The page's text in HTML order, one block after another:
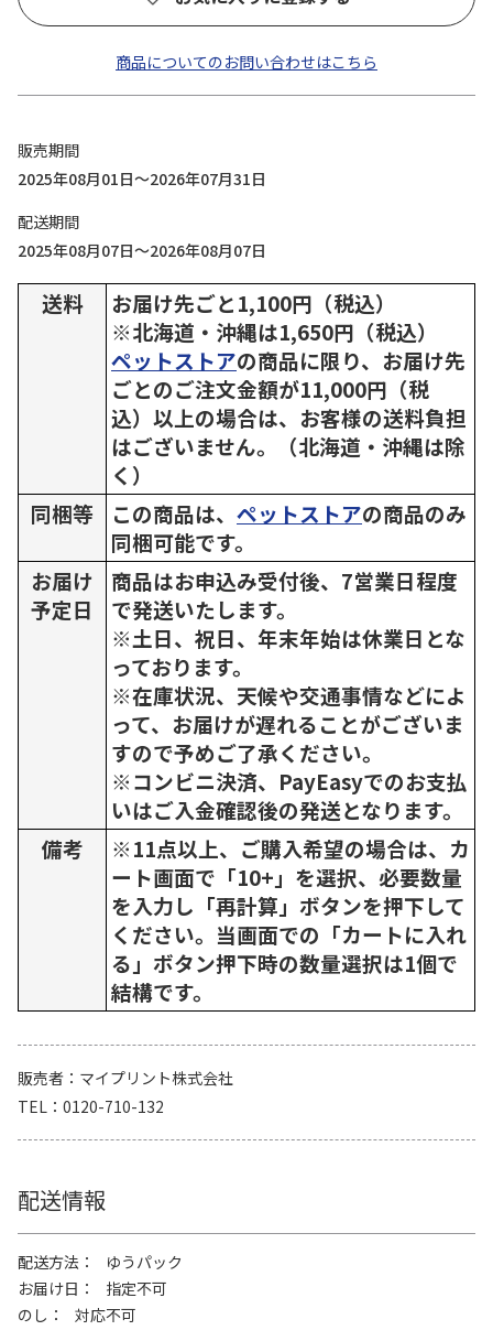
商品についてのお問い合わせはこちら
販売期間
2025年08月01日～2026年07月31日
配送期間
2025年08月07日～2026年08月07日
送料
お届け先ごと1,100円（税込）
※北海道・沖縄は1,650円（税込）
ペットストアの商品に限り、お届け先
ごとのご注文金額が11,000円（税
込）以上の場合は、お客様の送料負担
はございません。（北海道・沖縄は除
く）
同梱等
この商品は、 ペットストアの商品のみ
同梱可能です。
お届け
予定日
商品はお申込み受付後、7営業日程度
で発送いたします。
※土日、祝日、年末年始は休業日とな
っております。
※在庫状況、天候や交通事情などによ
って、お届けが遅れることがございま
すので予めご了承ください。
※コンビニ決済、PayEasyでのお支払
いはご入金確認後の発送となります。
備考
※11点以上、ご購入希望の場合は、カ
ート画面で「10+」を選択、必要数量
を入力し「再計算」ボタンを押下して
ください。当画面での「カートに入れ
る」ボタン押下時の数量選択は1個で
結構です。
販売者
マイプリント株式会社
TEL
0120-710-132
配送情報
配送方法
ゆうパック
お届け日
指定不可
のし
対応不可